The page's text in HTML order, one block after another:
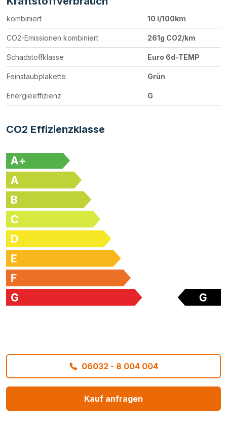
kombiniert 10 l/100km
CO2-Emissionen kombiniert 261g CO2/km
Schadstoffklasse Euro 6d-TEMP
Feinstaubplakette Grün
Energieeffizienz G
CO2 Effizienzklasse
06032 - 8 004 004
Kauf anfragen